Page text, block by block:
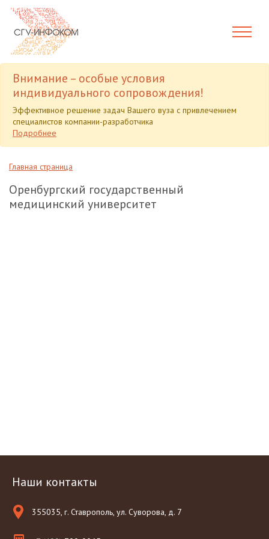
Внимание – особые условия
индивидуального сопровождения!
Эффективное решение задач Вашего вуза с привлечением
специалистов компании-разработчика
Подробнее
Главная страница
Оренбургский государственный
медицинский университет
Наши контакты
355035, г. Ставрополь, ул. Суворова, д. 7